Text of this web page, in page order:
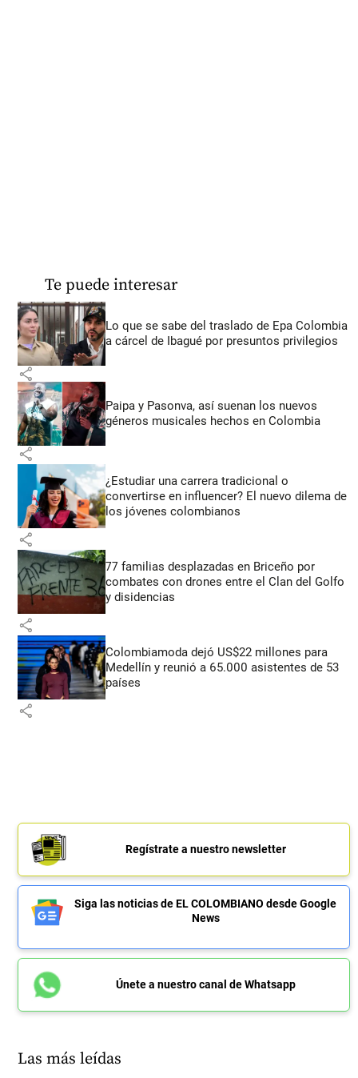
Te puede interesar
Lo que se sabe del traslado de Epa Colombia
a cárcel de Ibagué por presuntos privilegios
share
Paipa y Pasonva, así suenan los nuevos
géneros musicales hechos en Colombia
share
¿Estudiar una carrera tradicional o
convertirse en influencer? El nuevo dilema de
los jóvenes colombianos
share
77 familias desplazadas en Briceño por
combates con drones entre el Clan del Golfo
y disidencias
share
Colombiamoda dejó US$22 millones para
Medellín y reunió a 65.000 asistentes de 53
países
share
Regístrate a nuestro newsletter
Siga las noticias de EL COLOMBIANO desde Google
News
Únete a nuestro canal de Whatsapp
Las más leídas